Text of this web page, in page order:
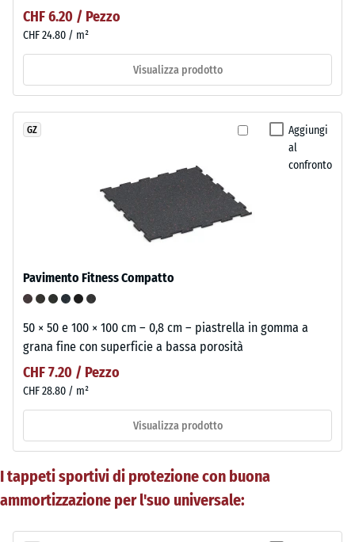
CHF 6.20 / Pezzo
CHF 24.80 / m²
Visualizza prodotto
Aggiungi
al
confronto
GZ
Pavimento Fitness Compatto
50 × 50 e 100 × 100 cm – 0,8 cm – piastrella in gomma a
grana fine con superficie a bassa porosità
CHF 7.20 / Pezzo
CHF 28.80 / m²
Visualizza prodotto
I tappeti sportivi di protezione con buona
ammortizzazione per l'suo universale: